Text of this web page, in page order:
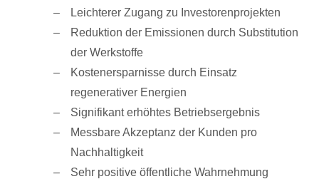
Leichterer Zugang zu Investorenprojekten
Reduktion der Emissionen durch Substitution
der Werkstoffe
Kostenersparnisse durch Einsatz
regenerativer Energien
Signifikant erhöhtes Betriebsergebnis
Messbare Akzeptanz der Kunden pro
Nachhaltigkeit
Sehr positive öffentliche Wahrnehmung